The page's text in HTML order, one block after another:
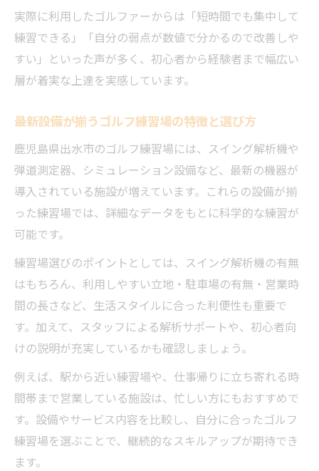
スイング改善に直結するゴルフ練習場の活
用例
ゴルフ練習場での解析データ見方と活かし
方
る方法
ゴルフ練習場で目指す短期間のスイング上
達
スイング改善を目指すなら練習場活用が鍵
ゴルフ練習場を活用した上達ルートの作り
ゴルフ練習場の解析で見つける自分の弱点
ゴルフ練習場の反復練習とデータ分析の相
乗効果
ゴルフ練習場活用で実践できる課題解決法
ゴルフ練習場の設備で変わる練習成果
データ分析で見える自分だけのスイング課題発
見法
ゴルフ練習場の解析データで課題を可視化
ゴルフ練習場利用者が実践する分析法のコ
実際に利用したゴルファーからは「短時間でも集中して
練習できる」「自分の弱点が数値で分かるので改善しや
すい」といった声が多く、初心者から経験者まで幅広い
層が着実な上達を実感しています。
最新設備が揃うゴルフ練習場の特徴と選び方
鹿児島県出水市のゴルフ練習場には、スイング解析機や
弾道測定器、シミュレーション設備など、最新の機器が
導入されている施設が増えています。これらの設備が揃
った練習場では、詳細なデータをもとに科学的な練習が
可能です。
練習場選びのポイントとしては、スイング解析機の有無
はもちろん、利用しやすい立地・駐車場の有無・営業時
間の長さなど、生活スタイルに合った利便性も重要で
す。加えて、スタッフによる解析サポートや、初心者向
けの説明が充実しているかも確認しましょう。
例えば、駅から近い練習場や、仕事帰りに立ち寄れる時
間帯まで営業している施設は、忙しい方にもおすすめで
す。設備やサービス内容を比較し、自分に合ったゴルフ
練習場を選ぶことで、継続的なスキルアップが期待でき
ます。